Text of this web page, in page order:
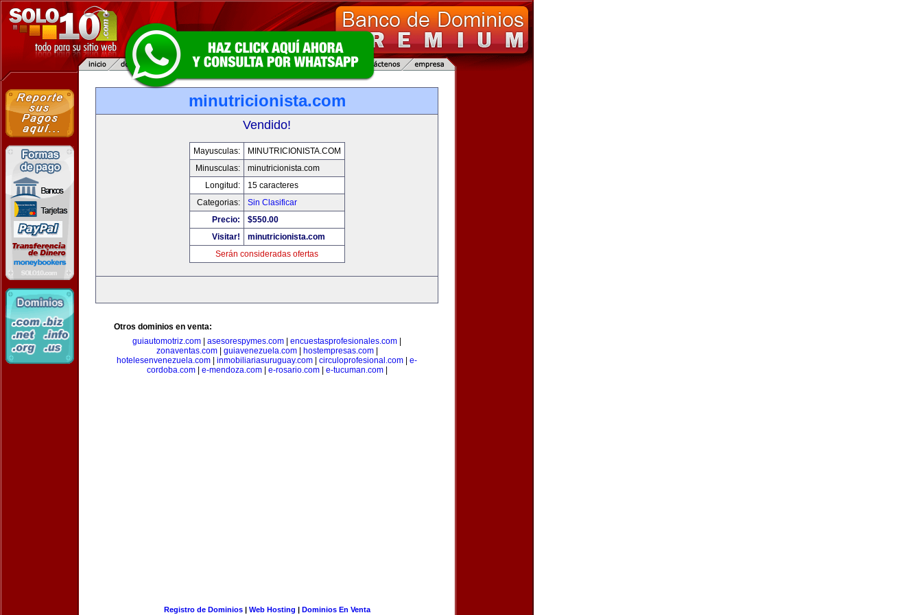
minutricionista.com
Vendido!
Mayusculas:
MINUTRICIONISTA.COM
Minusculas:
minutricionista.com
Longitud:
15 caracteres
Categorias:
Sin Clasificar
Precio:
$550.00
Visitar!
minutricionista.com
Serán consideradas ofertas
Otros dominios en venta:
guiautomotriz.com
asesorespymes.com encuestasprofesionales.com
zonaventas.com| guiavenezuela.com| hostempresas.com|
hotelesenvenezuela.com
inmobiliariasuruguay.com circuloprofesional.com
e-
cordoba.com| e-mendoza.com| e-rosario.com| e-tucuman.com|
Registro de Dominios| Web Hosting | Dominios En Venta